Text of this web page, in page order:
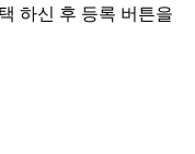
하신 후 등록 버튼을